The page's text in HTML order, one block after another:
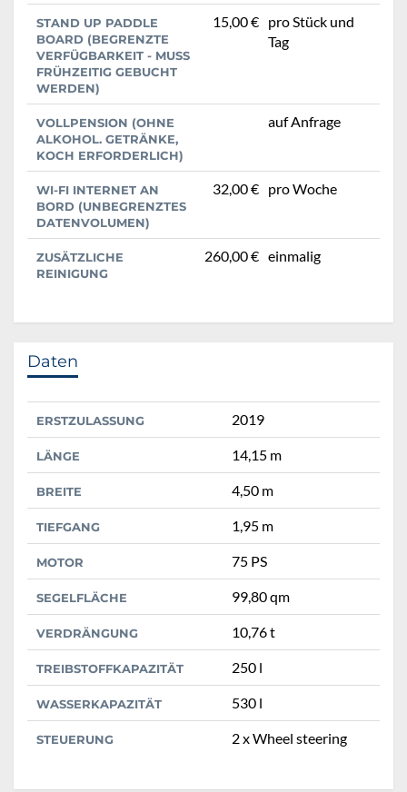
STAND UP PADDLE
BOARD (BEGRENZTE
VERFÜGBARKEIT - MUSS
FRÜHZEITIG GEBUCHT
WERDEN)
15,00 € pro Stück und
Tag
VOLLPENSION (OHNE
ALKOHOL. GETRÄNKE,
KOCH ERFORDERLICH)
auf Anfrage
WI-FI INTERNET AN
BORD (UNBEGRENZTES
DATENVOLUMEN)
32,00 € pro Woche
ZUSÄTZLICHE
REINIGUNG
260,00 € einmalig
Daten
ERSTZULASSUNG 2019
LÄNGE 14,15 m
BREITE 4,50 m
TIEFGANG 1,95 m
MOTOR 75 PS
SEGELFLÄCHE 99,80 qm
VERDRÄNGUNG 10,76 t
TREIBSTOFFKAPAZITÄT 250 l
WASSERKAPAZITÄT 530 l
STEUERUNG 2 x Wheel steering